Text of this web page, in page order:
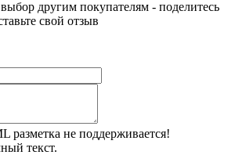
другим покупателям - поделитесь
свой отзыв
разметка не поддерживается!
текст.